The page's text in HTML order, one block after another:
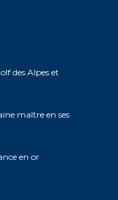
des Alpes et
maître en ses
en or